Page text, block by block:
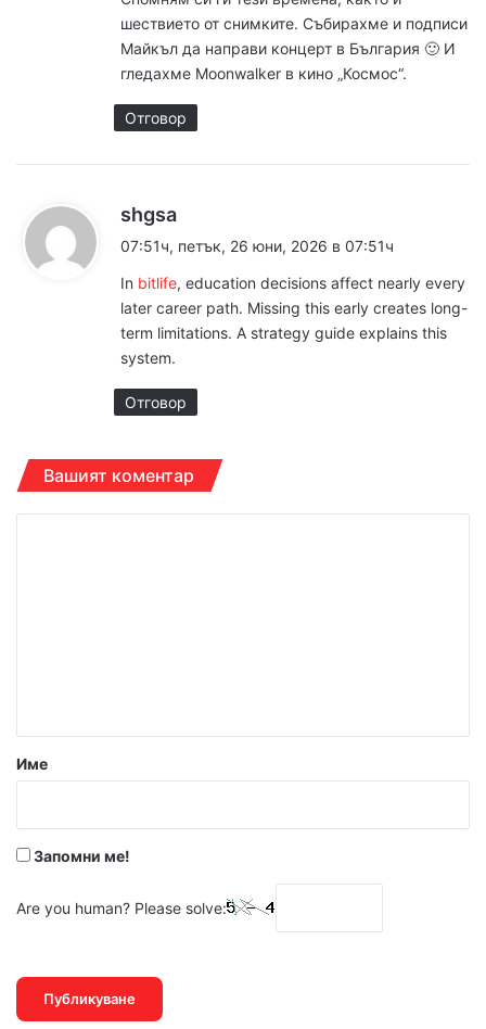
шествието от снимките. Събирахме и подписи
Майкъл да направи концерт в България 🙂 И
гледахме Moonwalker в кино „Космос“.
Отговор
shgsa
а
07:51ч, петък, 26 юни, 2026 в 07:51ч
In bitlife, education decisions affect nearly every
later career path. Missing this early creates long-
term limitations. A strategy guide explains this
system.
Отговор
Вашият коментар
р
Име
Запомни ме!
Are you human? Please solve: